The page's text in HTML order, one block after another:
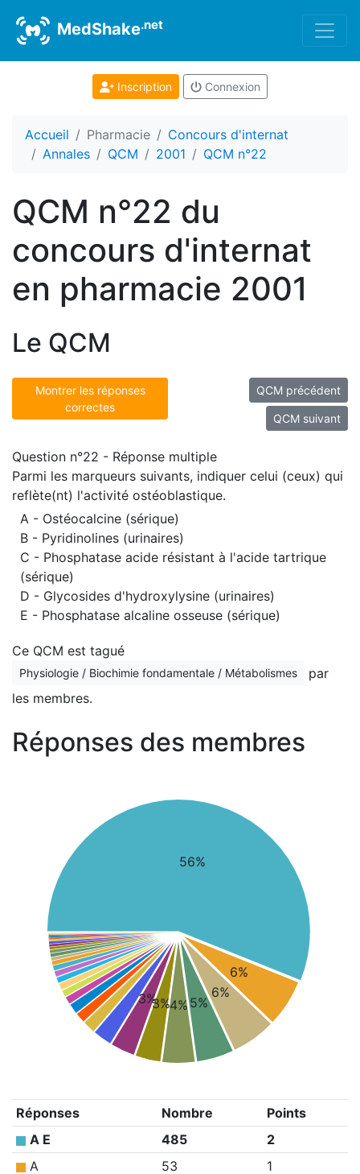
MedShake.net
Inscription Connexion
Accueil Pharmacie
Concours d'internat
Annales
QCM 2001 QCM n°22
QCM n°22 du
concours d'internat
en pharmacie 2001
Le QCM
Montrer les réponses
correctes
QCM précédent
QCM suivant
Question n°22 - Réponse multiple
Parmi les marqueurs suivants, indiquer celui (ceux) qui
reflète(nt) l'activité ostéoblastique.
A - Ostéocalcine (sérique)
B - Pyridinolines (urinaires)
C - Phosphatase acide résistant à l'acide tartrique
(sérique)
D - Glycosides d'hydroxylysine (urinaires)
E - Phosphatase alcaline osseuse (sérique)
Ce QCM est tagué
Physiologie / Biochimie fondamentale / Métabolismes
par
les membres.
Réponses des membres
56%
6%
6%
5%
4%
3%
3%
Réponses Nombre
Points
A E
485
2
A
53
1